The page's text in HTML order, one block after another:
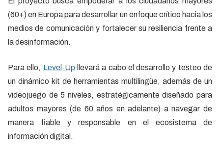
(60+) en Europa para desarrollar un enfoque crítico hacia los
medios de comunicación y fortalecer su resiliencia frente a
la desinformación.
Para ello, Level-Up llevará a cabo el desarrollo y testeo de
un dinámico kit de herramientas multilingüe, además de un
videojuego de 5 niveles, estratégicamente diseñado para
adultos mayores (de 60 años en adelante) a navegar de
manera fiable y responsable en el ecosistema de
información digital.